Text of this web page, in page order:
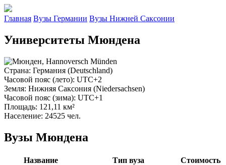
Главная Вузы Германии Вузы Нижней Саксонии
Университеты Мюндена
Страна: Германия (Deutschland)
Часовой пояс (лето): UTC+2
Земля: Нижняя Саксония (Niedersachsen)
Часовой пояс (зима): UTC+1
Площадь: 121,11 км²
Население: 24525 чел.
Вузы Мюндена
Название Тип вуза
Стоимость